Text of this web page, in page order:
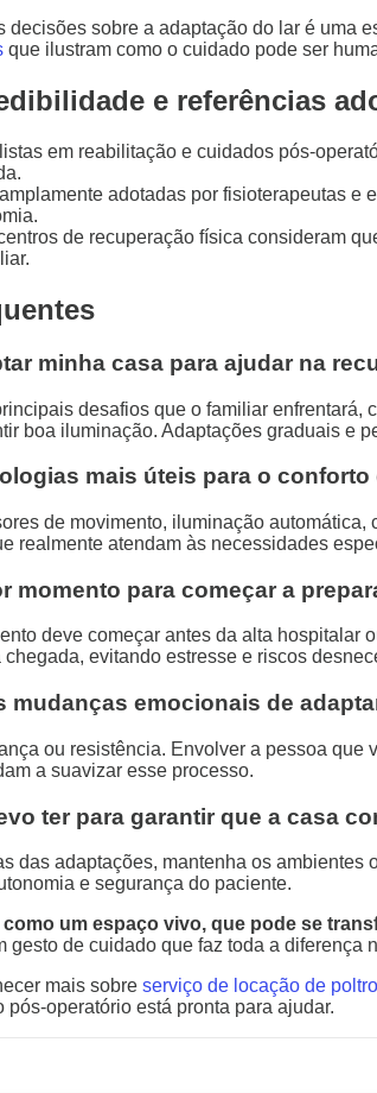
decisões sobre a adaptação do lar é uma
que ilustram como o cuidado pode ser
e referências
em reabilitação e cuidados pós-
adotadas por fisioterapeutas
de recuperação física consideram
minha casa para ajudar na
desafios que o familiar
boa iluminação. Adaptações graduais e
mais úteis para o
de movimento, iluminação
realmente atendam às necessidades
momento para começar a
deve começar antes da alta
evitando estresse e riscos
mudanças emocionais de
ou resistência. Envolver a pessoa
a suavizar esse processo.
ter para garantir que a casa
das adaptações, mantenha os
e segurança do paciente.
como um espaço vivo, que pode se
gesto de cuidado que faz toda a diferença
mais sobre serviço de locação de
pós-operatório está pronta para ajudar.